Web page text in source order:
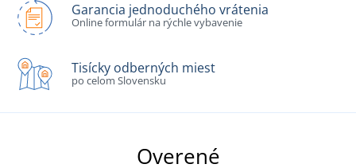
Garancia jednoduchého vrátenia
Online formulár na rýchle vybavenie
Tisícky odberných miest
po celom Slovensku
Overené